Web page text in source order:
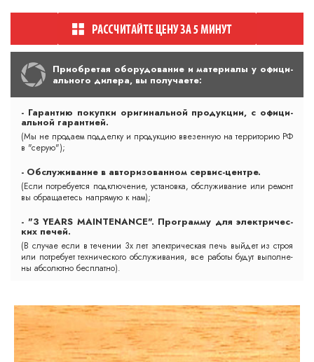
При­об­ре­тая обо­ру­до­ва­ние и ма­те­ри­алы у офи­ци­
аль­но­го ди­ле­ра, вы по­лу­ча­ете:
- Га­ран­тию по­куп­ки ори­ги­наль­ной про­дук­ции, с офи­ци­
аль­ной га­ран­ти­ей.
(Мы не про­да­ем под­дел­ку и про­дук­цию вве­зен­ную на тер­ри­то­рию РФ
в "се­рую");
- Обс­лу­жи­ва­ние в ав­то­ри­зо­ван­ном сер­вис-цент­ре.
(Ес­ли пот­ре­бу­ет­ся подк­лю­че­ние, ус­та­нов­ка, обс­лу­жи­ва­ние или ре­монт
вы об­ра­ща­етесь нап­ря­мую к нам);
- "3 YEARS MAINTENANCE". Прог­рам­му для элект­ри­чес­
ких пе­чей.
(В слу­чае ес­ли в те­че­нии 3х лет элект­ри­чес­кая печь вый­дет из строя
или пот­ре­бу­ет тех­ни­чес­ко­го обс­лу­жи­ва­ния, все ра­бо­ты бу­дут вы­пол­не­
ны аб­со­лют­но бесп­лат­но).